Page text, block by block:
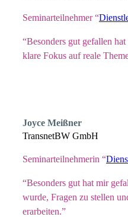
Seminarteilnehmer “
“Besonders gut gefallen
klare Fokus auf reale
Joyce Meißner
TransnetBW GmbH
Seminarteilnehmerin “
“Besonders gut hat mir
wurde, Fragen zu stellen
erarbeiten.”